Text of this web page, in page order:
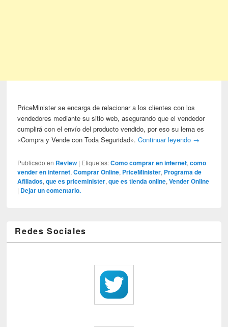
PriceMinister se encarga de relacionar a los clientes con los
vendedores mediante su sitio web, asegurando que el vendedor
cumplirá con el envío del producto vendido, por eso su lema es
«Compra y Vende con Toda Seguridad».Continuar leyendo →
Publicado en Review | Etiquetas: Como comprar en internet,como
vender en internet,Comprar Online, PriceMinister, Programa de
Afiliados,que es priceminister,que es tienda online,Vender Online
| Dejar un comentario.
Redes Sociales